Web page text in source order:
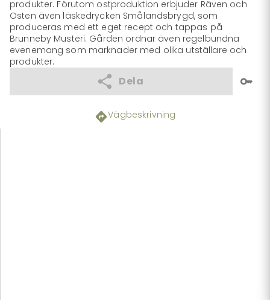
produkter. Förutom ostproduktion erbjuder Räven och
Osten även läskedrycken Smålandsbrygd, som
produceras med ett eget recept och tappas på
Brunneby Musteri. Gården ordnar även regelbundna
evenemang som marknader med olika utställare och
produkter.
Dela
Vägbeskrivning